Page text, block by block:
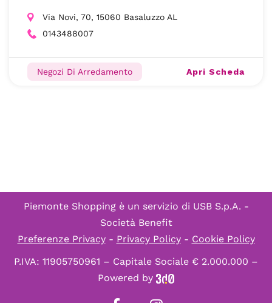
Via Novi, 70, 15060 Basaluzzo AL
0143488007
Negozi Di Arredamento Apri Scheda
Piemonte Shopping è un servizio di USB S.p.A. -
Società Benefit
Preferenze Privacy- Privacy Policy- Cookie Policy
P.IVA: 11905750961 – Capitale Sociale € 2.000.000 –
Powered by